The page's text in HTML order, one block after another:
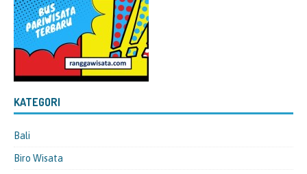
KATEGORI
Bali
Biro Wisata